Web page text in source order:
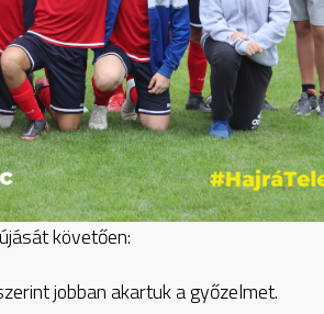
követően:
jobban akartuk a győzelmet.